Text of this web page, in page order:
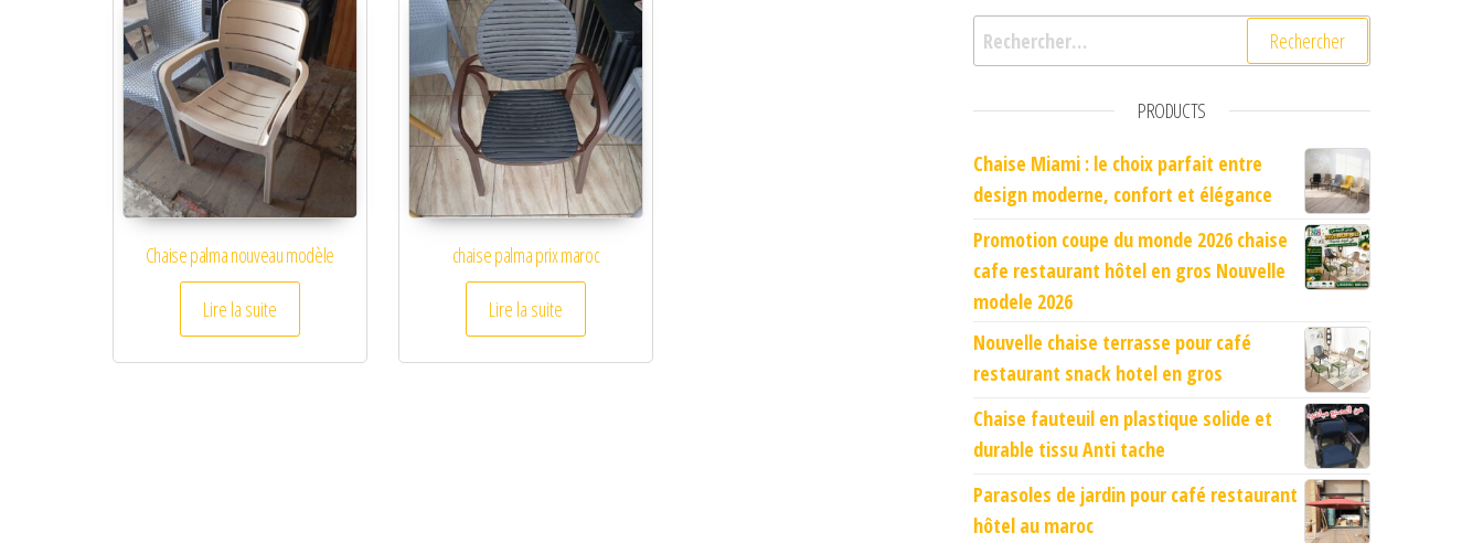
Chaise palma nouveau modèle
Lire la suite
chaise palma prix maroc
Lire la suite
Rechercher :
PRODUCTS
Chaise Miami : le choix parfait entre
design moderne, confort et élégance
Promotion coupe du monde 2026 chaise
cafe restaurant hôtel en gros Nouvelle
modele 2026
Nouvelle chaise terrasse pour café
restaurant snack hotel en gros
Chaise fauteuil en plastique solide et
durable tissu Anti tache
Parasoles de jardin pour café restaurant
hôtel au maroc